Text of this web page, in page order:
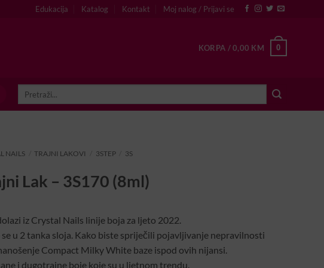
Edukacija Katalog Kontakt Moj nalog / Prijavi se
KORPA /0,00 KM 0
NAILS TRAJNI LAKOVI 3STEP 3S
Lak – 3S170 (8ml)
iz Crystal Nails linije boja za ljeto 2022.
se u 2 tanka sloja. Kako biste spriječili pojavljivanje nepravilnosti
Compact Milky White baze ispod ovih nijansi.
i dugotrajne boje koje su u ljetnom trendu.